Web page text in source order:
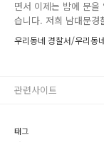
면서 이제는 밤에 문
습니다. 저희 남대문경
등) 예방 캠페인을 진
찰서가 함께 시민들에
금융기관의 노력에도
죄에 연루되거나 보..
우리동네 경찰서/우리동
태그
관련사이트